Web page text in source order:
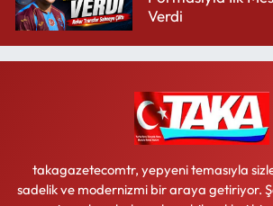
Verdi
takagazetecomtr, yepyeni temasıyla
sadelik ve modernizmi bir araya getiriyor.